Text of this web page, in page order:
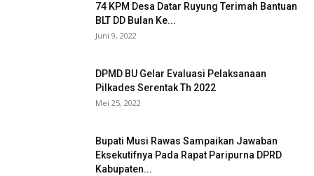
74 KPM Desa Datar Ruyung Terimah Bantuan
BLT DD Bulan Ke...
Juni 9, 2022
DPMD BU Gelar Evaluasi Pelaksanaan
Pilkades Serentak Th 2022
Mei 25, 2022
Bupati Musi Rawas Sampaikan Jawaban
Eksekutifnya Pada Rapat Paripurna DPRD
Kabupaten...